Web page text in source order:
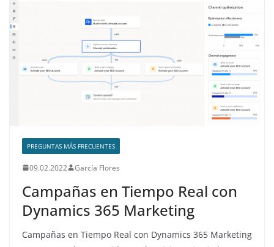
PREGUNTAS MÁS FRECUENTES
09.02.2022 García Flores
Campañas en Tiempo Real con
Dynamics 365 Marketing
Campañas en Tiempo Real con Dynamics 365 Marketing